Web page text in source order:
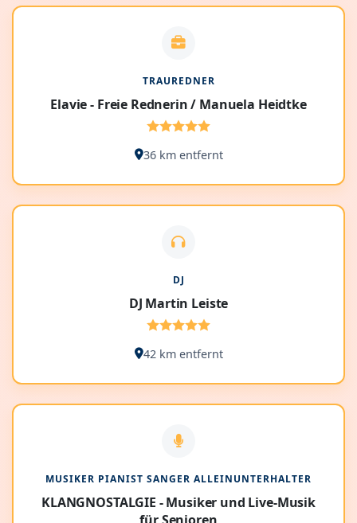
TRAUREDNER
Elavie - Freie Rednerin / Manuela Heidtke
36 km entfernt
DJ
DJ Martin Leiste
42 km entfernt
MUSIKER PIANIST SANGER ALLEINUNTERHALTER
KLANGNOSTALGIE - Musiker und Live-Musik
für Senioren